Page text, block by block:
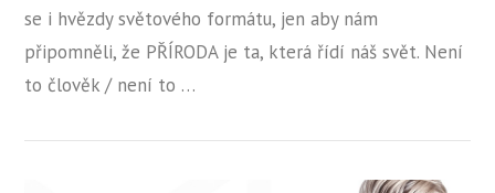
se i hvězdy světového formátu, jen aby nám
připomněli, že PŘÍRODA je ta, která řídí náš svět. Není
to člověk / není to …